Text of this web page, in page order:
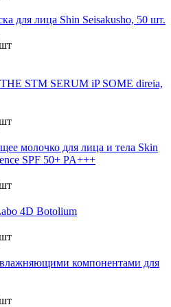
для лица Shin Seisakusho, 50 шт.
STM SERUM iP SOME direia,
молочко для лица и тела Skin
SPF 50+ PA+++
4D Botolium
компонентами для